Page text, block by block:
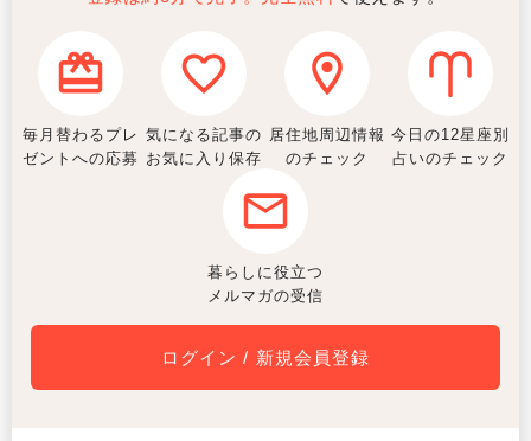
毎月替わるプレ
ゼントへの応募
気になる記事の
お気に入り保存
居住地周辺情報
のチェック
今日の12星座別
占いのチェック
暮らしに役立つ
メルマガの受信
ログイン / 新規会員登録